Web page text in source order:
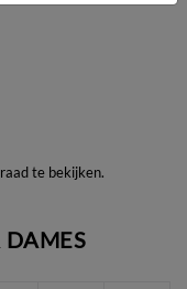
te bekijken.
DAMES